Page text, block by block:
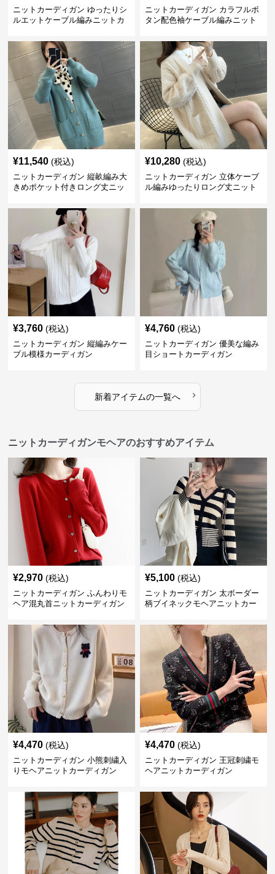
ニットカーディガン ゆったりシ
ルエットケーブル編みニットカ
ニットカーディガン カラフルボ
タン配色袖ケーブル編みニット
¥11,540 (税込)
ニットカーディガン 縦畝編み大
きめポケット付きロング丈ニッ
¥10,280 (税込)
ニットカーディガン 立体ケーブ
ル編みゆったりロング丈ニット
¥3,760 (税込)
ニットカーディガン 縦編みケー
ブル模様カーディガン
¥4,760 (税込)
ニットカーディガン 優美な編み
目ショートカーディガン
新着アイテムの一覧へ ›
ニットカーディガンモヘアのおすすめアイテム
¥2,970 (税込)
ニットカーディガン ふんわりモ
ヘア混丸首ニットカーディガン
¥5,100 (税込)
ニットカーディガン 太ボーダー
柄ブイネックモヘアニットカー
¥4,470 (税込)
ニットカーディガン 小熊刺繍入
りモヘアニットカーディガン
¥4,470 (税込)
ニットカーディガン 王冠刺繍モ
ヘアニットカーディガン